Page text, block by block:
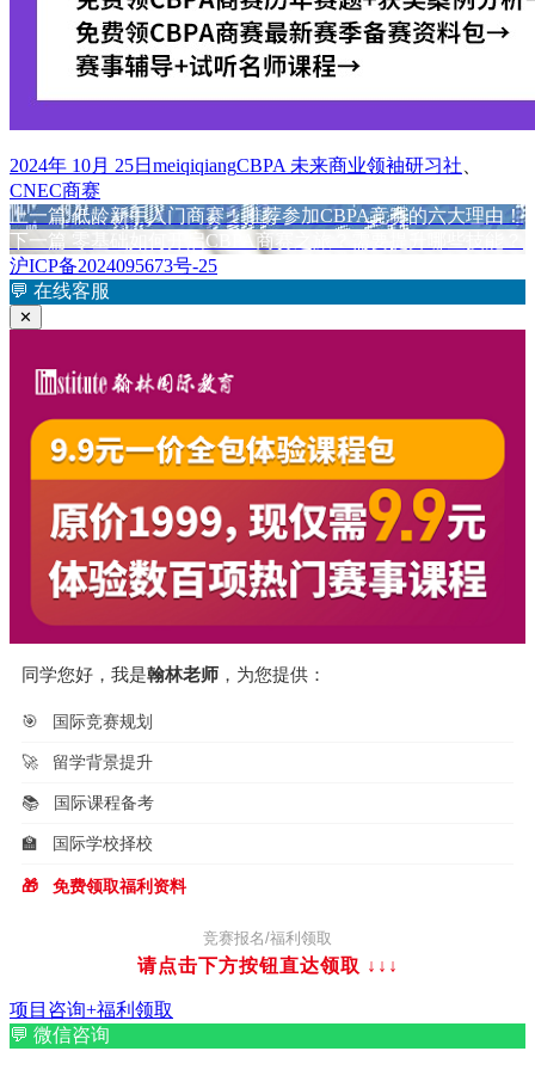
发
布
于
2024年 10月 25日 作
meiqiqiang标
CBPA 未来商业领袖研习社
CNEC商赛
文
章
导
航
上一篇上
文
章：
低龄新手入门商赛！推荐参加CBPA竞赛的六大理由！
下一篇
篇
文
零基础如何开启CBPA商赛之旅？需要提升哪些技能？
沪ICP备2024095673号-25
💬 在线客服
✕
同学您好，我是翰林老师 ，为您提供：
🎯 国际竞赛规划
🚀 留学背景提升
📚 国际课程备考
🏫 国际学校择校
🎁 免费领取福利资料
竞赛报名/福利领取
请点击下方按钮直达领取 ↓↓↓
项目咨询+福利领取
💬 微信咨询